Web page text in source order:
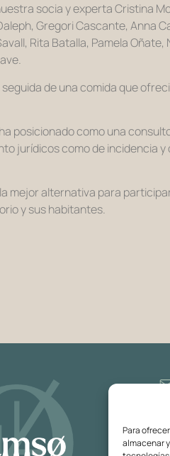
Para
almacenar
socia y experta Cristina
Gregori Cascante, Anna
Rita Batalla, Pamela
de una comida que
posicionado como una
jurídicos como de incidencia
mejor alternativa para
y sus habitantes.